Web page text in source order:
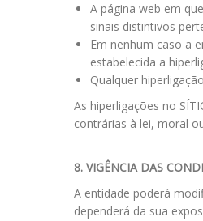
A página web em
sinais distintivos
Em nenhum caso a
estabelecida a
Qualquer
As hiperligações no
contrárias à lei, moral
8. VIGÊNCIA DAS
A entidade poderá
dependerá da sua